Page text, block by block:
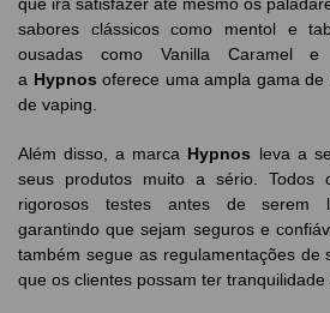
que irá satisfazer até mesmo os
sabores clássicos como mentol e
ousadas como Vanilla Caramel e
a Hypnos oferece uma ampla gama
de vaping.
Além disso, a marca Hypnos leva a
seus produtos muito a sério. Todos
rigorosos testes antes de serem
garantindo que sejam seguros e
também segue as regulamentações de
que os clientes possam ter